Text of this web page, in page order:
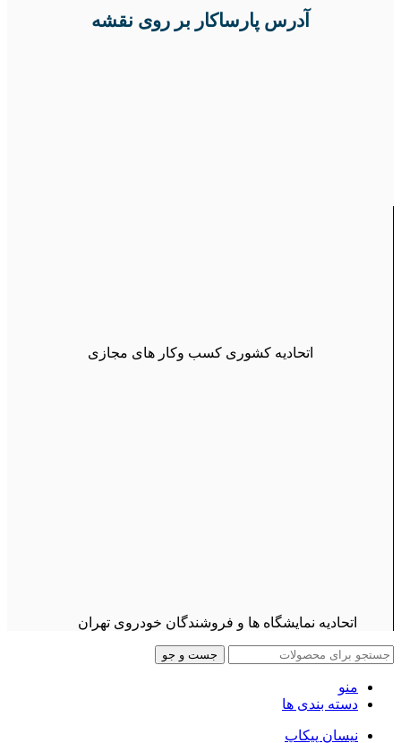
آدرس پارساکار بر روی نقشه
اتحادیه کشوری کسب وکار های مجازی
اتحادیه نمایشگاه ها و فروشندگان خودروی تهران
جست و جو
منو
دسته بندی ها
نیسان پیکاپ